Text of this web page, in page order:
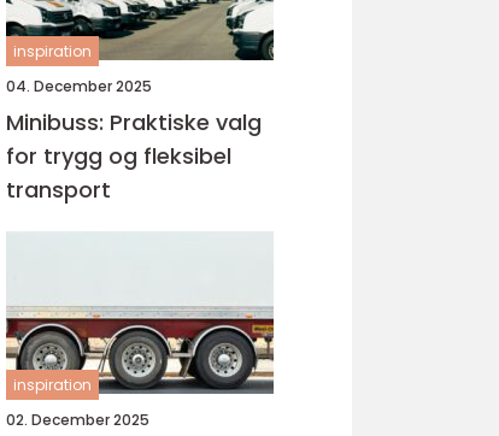
inspiration
04. December 2025
Minibuss: Praktiske valg
for trygg og fleksibel
transport
inspiration
02. December 2025